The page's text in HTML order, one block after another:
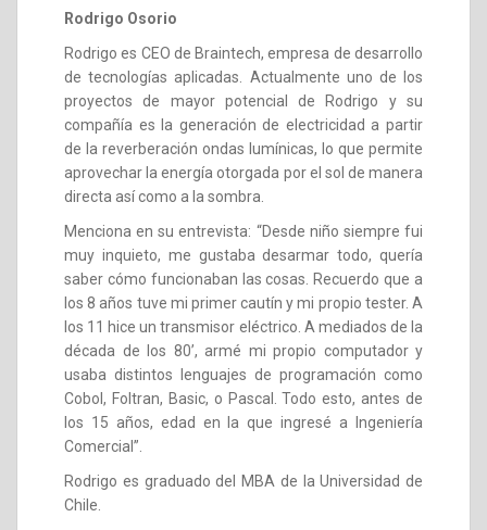
Rodrigo Osorio
Rodrigo es CEO de Braintech, empresa de desarrollo
de tecnologías aplicadas. Actualmente uno de los
proyectos de mayor potencial de Rodrigo y su
compañía es la generación de electricidad a partir
de la reverberación ondas lumínicas, lo que permite
aprovechar la energía otorgada por el sol de manera
directa así como a la sombra.
Menciona en su entrevista: “Desde niño siempre fui
muy inquieto, me gustaba desarmar todo, quería
saber cómo funcionaban las cosas. Recuerdo que a
los 8 años tuve mi primer cautín y mi propio tester. A
los 11 hice un transmisor eléctrico. A mediados de la
década de los 80’, armé mi propio computador y
usaba distintos lenguajes de programación como
Cobol, Foltran, Basic, o Pascal. Todo esto, antes de
los 15 años, edad en la que ingresé a Ingeniería
Comercial”.
Rodrigo es graduado del MBA de la Universidad de
Chile.